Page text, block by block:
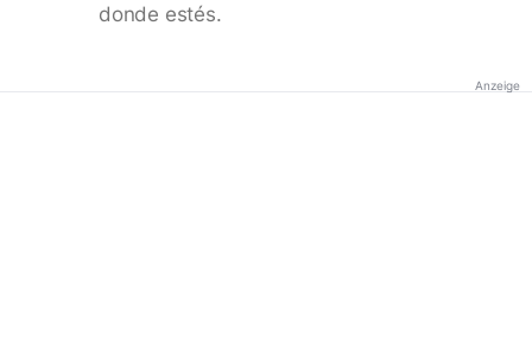
donde estés.
Anzeige